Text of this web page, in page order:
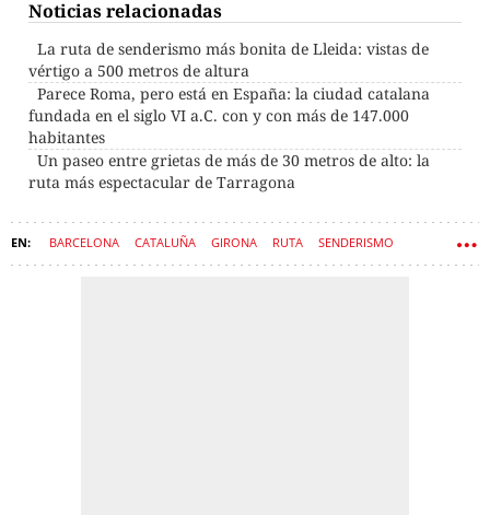
Noticias relacionadas
La ruta de senderismo más bonita de Lleida: vistas de
vértigo a 500 metros de altura
Parece Roma, pero está en España: la ciudad catalana
fundada en el siglo VI a.C. con y con más de 147.000
habitantes
Un paseo entre grietas de más de 30 metros de alto: la
ruta más espectacular de Tarragona
BARCELONA CATALUÑA GIRONA RUTA SENDERISMO